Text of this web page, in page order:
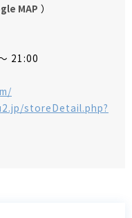
MAP ）
21:00
storeDetail.php?